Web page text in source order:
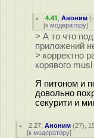
4.41 ,Аноним (-
[к модератору]
> А то что
приложений
> корректно
корявого
Я питоном и
довольно
секурити и
2.27 ,Аноним (27),
[к модератору]